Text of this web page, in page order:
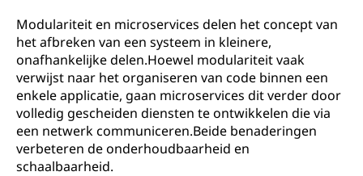
Modulariteit en microservices delen het concept van
het afbreken van een systeem in kleinere,
onafhankelijke delen.Hoewel modulariteit vaak
verwijst naar het organiseren van code binnen een
enkele applicatie, gaan microservices dit verder door
volledig gescheiden diensten te ontwikkelen die via
een netwerk communiceren.Beide benaderingen
verbeteren de onderhoudbaarheid en
schaalbaarheid.